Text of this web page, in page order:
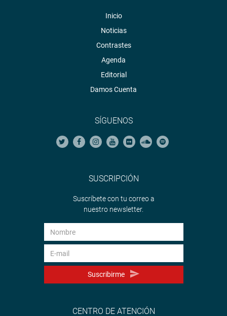
Inicio
Noticias
Contrastes
Agenda
Editorial
Damos Cuenta
SÍGUENOS
SUSCRIPCIÓN
Suscríbete con tu correo a
nuestro newsletter.
Suscribirme
CENTRO DE ATENCIÓN